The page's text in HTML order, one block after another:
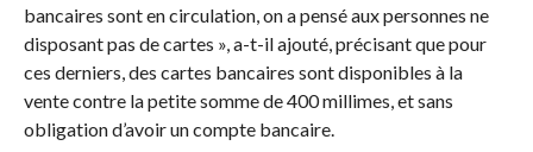
bancaires sont en circulation, on a pensé aux personnes ne
disposant pas de cartes », a-t-il ajouté, précisant que pour
ces derniers, des cartes bancaires sont disponibles à la
vente contre la petite somme de 400 millimes, et sans
obligation d’avoir un compte bancaire.